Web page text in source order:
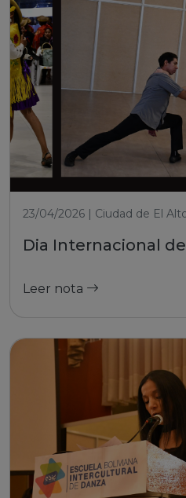
23/04/2026 | Ciudad de El
Dia Internacional
Leer nota